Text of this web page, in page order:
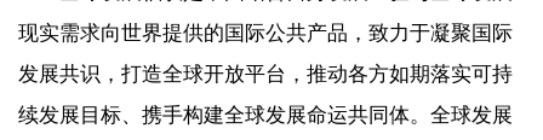
现实需求向世界提供的国际公共产品，致力于凝聚国际
发展共识，打造全球开放平台，推动各方如期落实可持
续发展目标、携手构建全球发展命运共同体。全球发展